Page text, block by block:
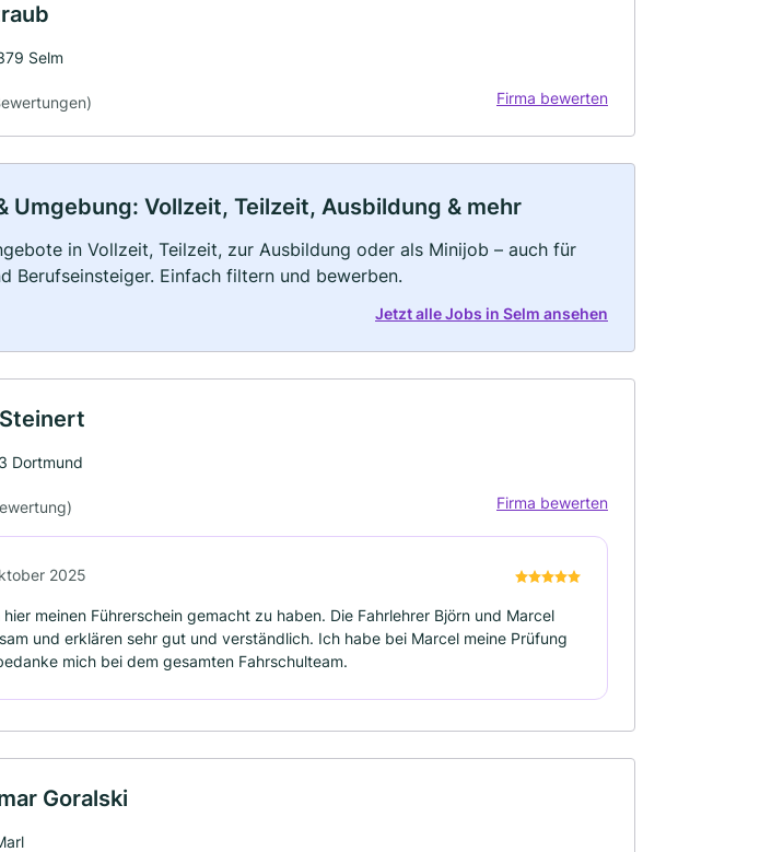
Selm
Firma bewerten
Umgebung: Vollzeit, Teilzeit, Ausbildung & mehr
in Vollzeit, Teilzeit, zur Ausbildung oder als Minijob – auch für
Berufseinsteiger. Einfach filtern und bewerben.
Jetzt alle Jobs in Selm ansehen
Dortmund
Firma bewerten
2025
meinen Führerschein gemacht zu haben. Die Fahrlehrer Björn und Marcel
und erklären sehr gut und verständlich. Ich habe bei Marcel meine Prüfung
mich bei dem gesamten Fahrschulteam.
Goralski